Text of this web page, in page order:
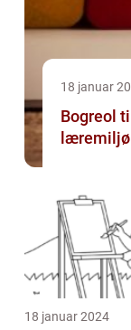
18 januar
Bogreol
læremiljø
18 januar 2024